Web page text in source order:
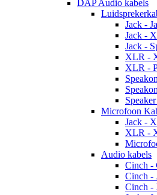
DAP Audio kabels
Jack -
Jack -
Jack -
XLR -
XLR -
Microfoon
Jack -
XLR -
Audio kabels
Cinch -
Cinch -
Cinch -